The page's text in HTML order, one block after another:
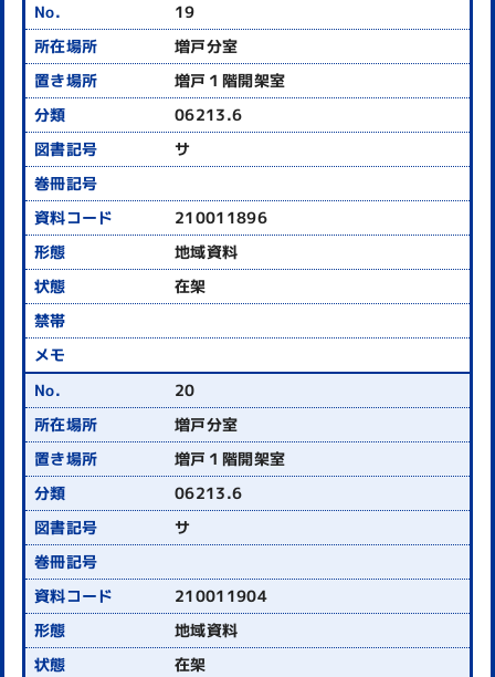
19
増戸分室
増戸１階開架室
06213.6
サ
210011896
地域資料
在架
20
増戸分室
増戸１階開架室
06213.6
サ
210011904
地域資料
在架